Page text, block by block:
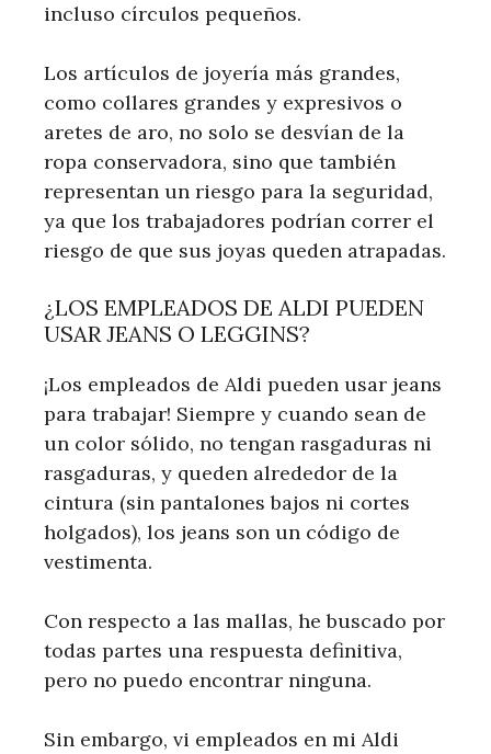
incluso círculos pequeños.
Los artículos de joyería más grandes,
como collares grandes y expresivos o
aretes de aro, no solo se desvían de la
ropa conservadora, sino que también
representan un riesgo para la seguridad,
ya que los trabajadores podrían correr el
riesgo de que sus joyas queden atrapadas.
¿LOS EMPLEADOS DE ALDI PUEDEN
USAR JEANS O LEGGINS?
¡Los empleados de Aldi pueden usar jeans
para trabajar! Siempre y cuando sean de
un color sólido, no tengan rasgaduras ni
rasgaduras, y queden alrededor de la
cintura (sin pantalones bajos ni cortes
holgados), los jeans son un código de
vestimenta.
Con respecto a las mallas, he buscado por
todas partes una respuesta definitiva,
pero no puedo encontrar ninguna.
Sin embargo, vi empleados en mi Aldi